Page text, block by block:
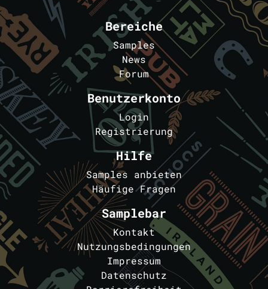
Bereiche
Samples
News
Forum
Benutzerkonto
Login
Registrierung
Hilfe
Samples anbieten
Häufige Fragen
Samplebar
Kontakt
Nutzungsbedingungen
Impressum
Datenschutz